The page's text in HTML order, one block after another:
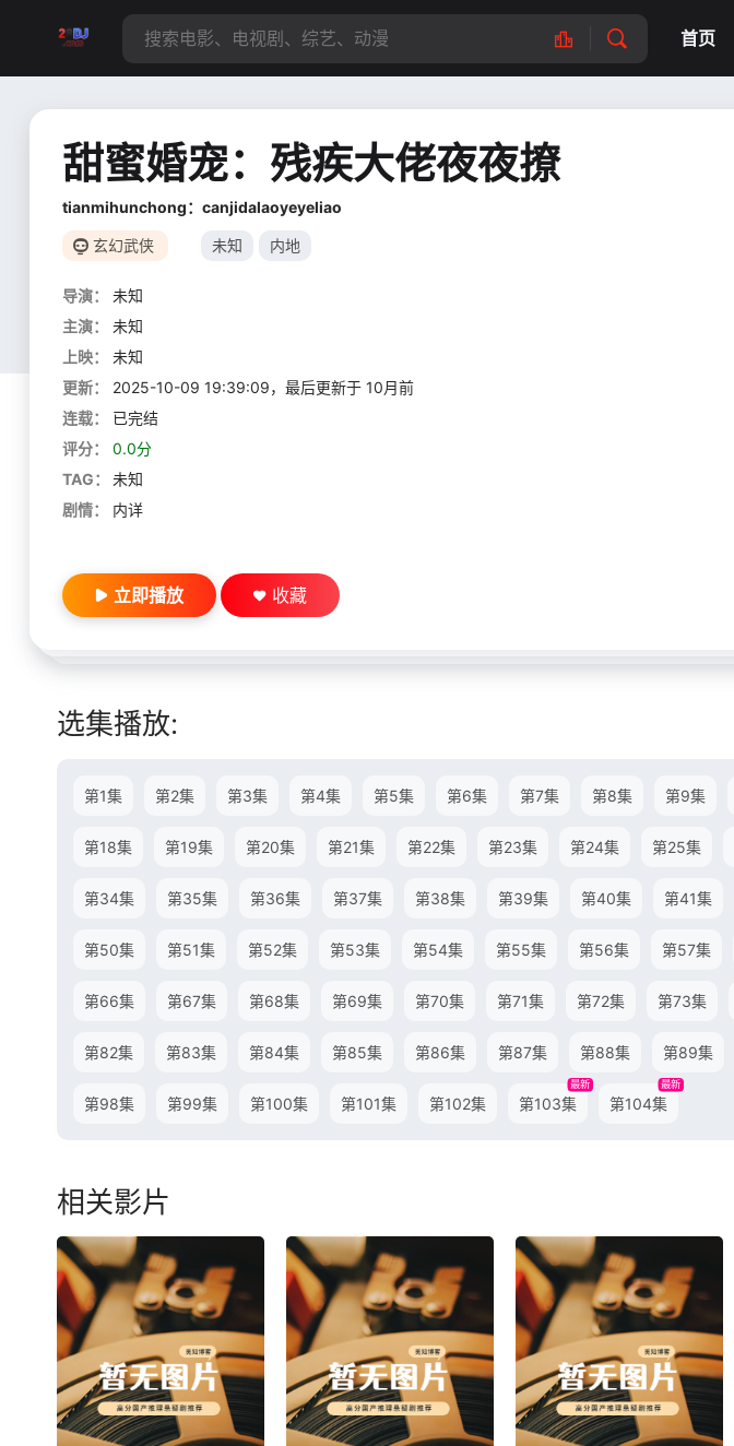
首页
甜蜜婚宠：残疾大佬夜夜撩
tianmihunchong：canjidalaoyeyeliao
玄幻武侠 未知 内地
导演：
未知
主演：
未知
上映：
未知
更新：
2025-10-09 19:39:09，最后更新于 10月前
连载：
已完结
评分：
0.0分
TAG：
未知
剧情：
内详
立即播放 收藏
选集播放:
第1集 第2集 第3集 第4集 第5集 第6集 第7集 第8集 第9集
第18集 第19集 第20集 第21集 第22集 第23集 第24集 第25集
第34集 第35集 第36集 第37集 第38集 第39集 第40集 第41集
第50集 第51集 第52集 第53集 第54集 第55集 第56集 第57集
第66集 第67集 第68集 第69集 第70集 第71集 第72集 第73集
第82集 第83集 第84集 第85集 第86集 第87集 第88集 第89集
第98集 第99集 第100集 第101集 第102集 第103集
最新
第104集
最新
相关影片